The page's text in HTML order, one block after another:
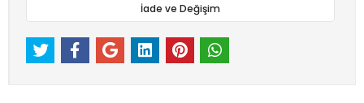
İade ve Değişim